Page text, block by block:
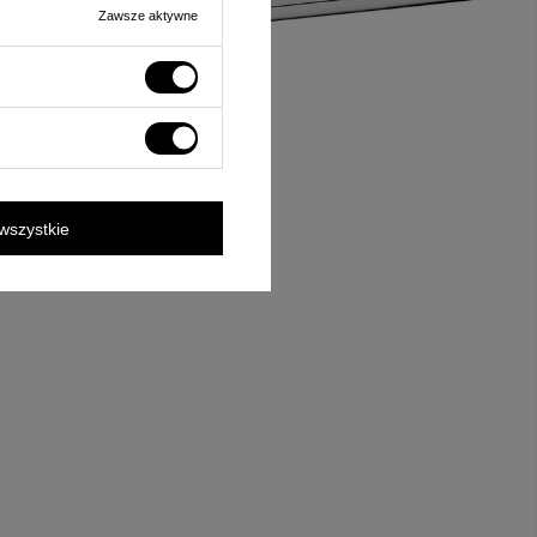
Zawsze aktywne